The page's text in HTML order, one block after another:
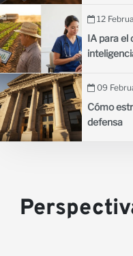
12
IA para el
09
Cómo
defensa